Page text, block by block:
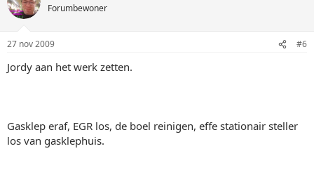
Forumbewoner
27 nov 2009 #6
Jordy aan het werk zetten.
Gasklep eraf, EGR los, de boel reinigen, effe stationair steller
los van gasklephuis.